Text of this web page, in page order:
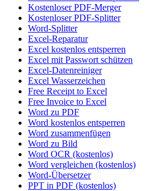
Kostenloser PDF-Merger
Kostenloser PDF-Splitter
Word-Splitter
Excel-Reparatur
Excel kostenlos entsperren
Excel mit Passwort schützen
Excel-Datenreiniger
Excel Wasserzeichen
Free Receipt to Excel
Free Invoice to Excel
Word zu PDF
Word kostenlos entsperren
Word zusammenfügen
Word zu Bild
Word OCR (kostenlos)
Word vergleichen (kostenlos)
Word-Übersetzer
PPT in PDF (kostenlos)